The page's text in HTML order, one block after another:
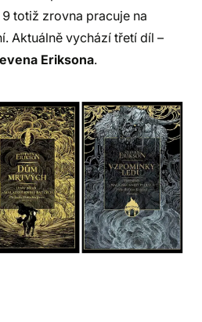
totiž zrovna pracuje na
Aktuálně vychází třetí díl –
Eriksona.